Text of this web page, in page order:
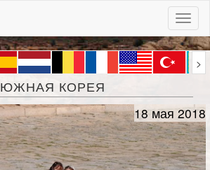
>
ЮЖНАЯ КОРЕЯ
18 мая 2018